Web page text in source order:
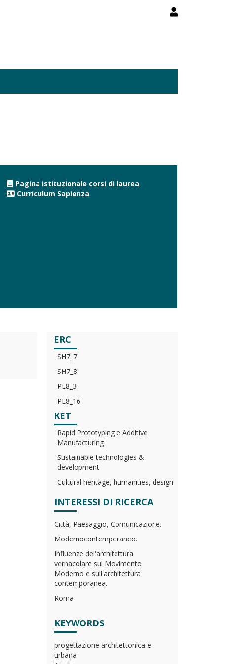
Pagina istituzionale corsi di laurea
Curriculum Sapienza
ERC
SH7_7
SH7_8
PE8_3
PE8_16
KET
Rapid Prototyping e Additive
Manufacturing
Sustainable technologies &
development
Cultural heritage, humanities, design
INTERESSI DI RICERCA
Città, Paesaggio, Comunicazione.
Modernocontemporaneo.
Influenze del'architettura
vernacolare sul Movimento
Moderno e sull'architettura
contemporanea.
Roma
KEYWORDS
progettazione architettonica e
urbana